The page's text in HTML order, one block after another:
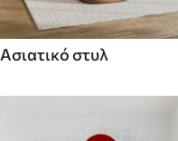
Ασιατικό στυλ